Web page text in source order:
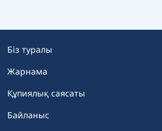
Біз туралы
Жарнама
Құпиялық саясаты
Байланыс